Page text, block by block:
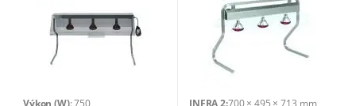
Výkon (W): 750 INFRA 2:700 × 495 × 713 mm